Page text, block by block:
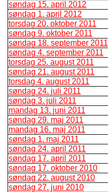
søndag 15. april 2012
søndag 1. april 2012
torsdag 20. oktober 2011
søndag 9. oktober 2011
søndag 18. september 2011
søndag 4. september 2011
torsdag 25. august 2011
søndag 21. august 2011
torsdag 4. august 2011
søndag 24. juli 2011
søndag 3. juli 2011
mandag 13. juni 2011
søndag 29. maj 2011
mandag 16. maj 2011
søndag 1. maj 2011
søndag 24. april 2011
søndag 17. april 2011
søndag 17. oktober 2010
søndag 22. august 2010
søndag 27. juni 2010